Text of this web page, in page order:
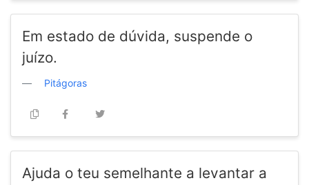
Em estado de dúvida, suspende o
juízo.
Pitágoras
Ajuda o teu semelhante a levantar a